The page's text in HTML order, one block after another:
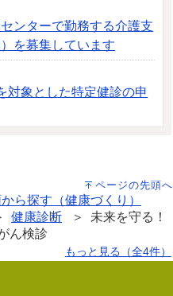
ンターで勤務する介護支
を募集しています
象とした特定健診の申
ページの先頭へ
ら探す（健康づくり）
健康診断 ＞ 未来を守る！
ん検診
もっと見る（全4件）